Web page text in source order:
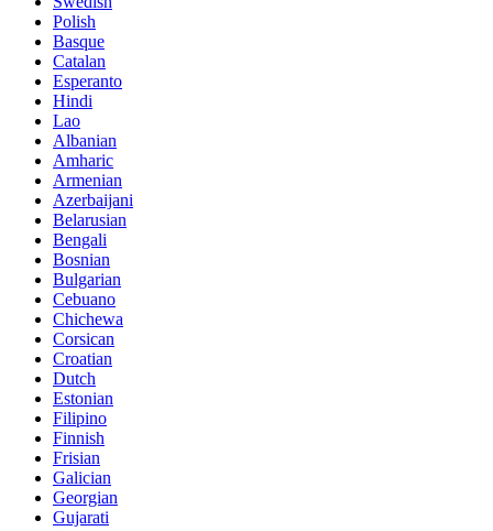
Polish
Basque
Catalan
Esperanto
Hindi
Lao
Albanian
Amharic
Armenian
Azerbaijani
Belarusian
Bengali
Bosnian
Bulgarian
Cebuano
Chichewa
Corsican
Croatian
Dutch
Estonian
Filipino
Finnish
Frisian
Galician
Georgian
Gujarati